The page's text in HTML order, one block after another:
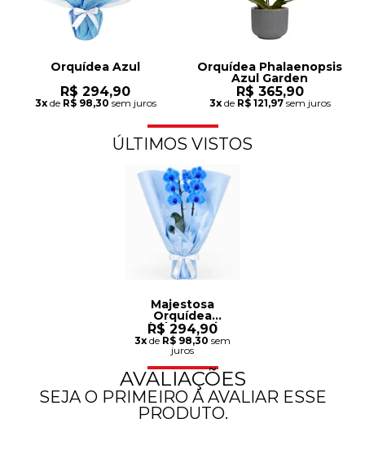
Orquídea Azul
R$ 294,90
3xde R$ 98,30sem juros
Orquídea Phalaenopsis
Azul Garden
R$ 365,90
3xde R$ 121,97sem juros
ÚLTIMOS VISTOS
Majestosa
Orquídea
Phalaenopsis
Azul
R$ 294,90
3xde R$ 98,30 sem
juros
AVALIAÇÕES
SEJA O PRIMEIRO A AVALIAR ESSE
PRODUTO.